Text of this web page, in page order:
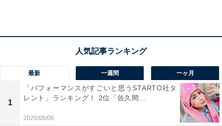
最新 一週間 一ヶ月
1
「パフォーマンスがすごいと思うSTARTO社タ
レント」ランキング！ 2位「佐久間...
2026/08/06